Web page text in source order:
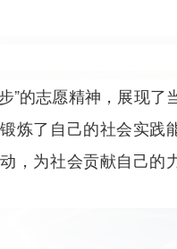
的志愿精神，展现了
炼了自己的社会实践
，为社会贡献自己的